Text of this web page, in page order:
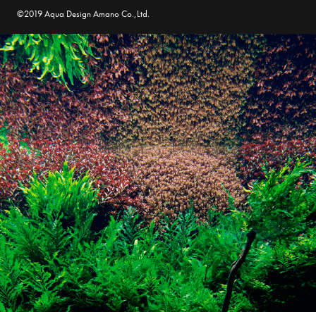
©2019 Aqua Design Amano Co.,Ltd.